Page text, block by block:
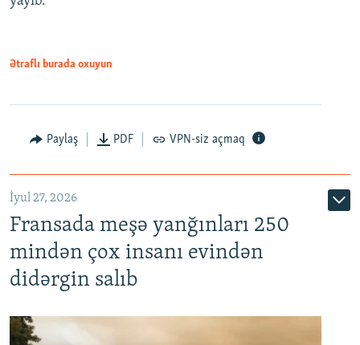
Ətraflı burada oxuyun
Paylaş PDF VPN-siz açmaq
İyul 27, 2026
Fransada meşə yanğınları 250
mindən çox insanı evindən
didərgin salıb